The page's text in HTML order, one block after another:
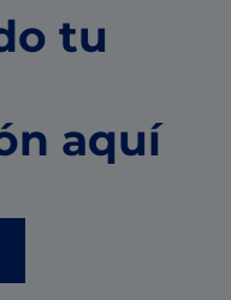
tu
aquí